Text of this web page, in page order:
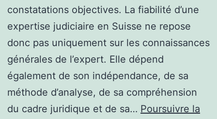
constatations objectives. La fiabilité d’une
expertise judiciaire en Suisse ne repose
donc pas uniquement sur les connaissances
générales de l’expert. Elle dépend
également de son indépendance, de sa
méthode d’analyse, de sa compréhension
du cadre juridique et de sa… Poursuivre la